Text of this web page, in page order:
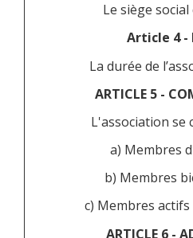
Le siège social
Article 4 -
La durée de
ARTICLE 5 -
L'association se
a) Membres
b) Membres
c) Membres
ARTICLE 6 -